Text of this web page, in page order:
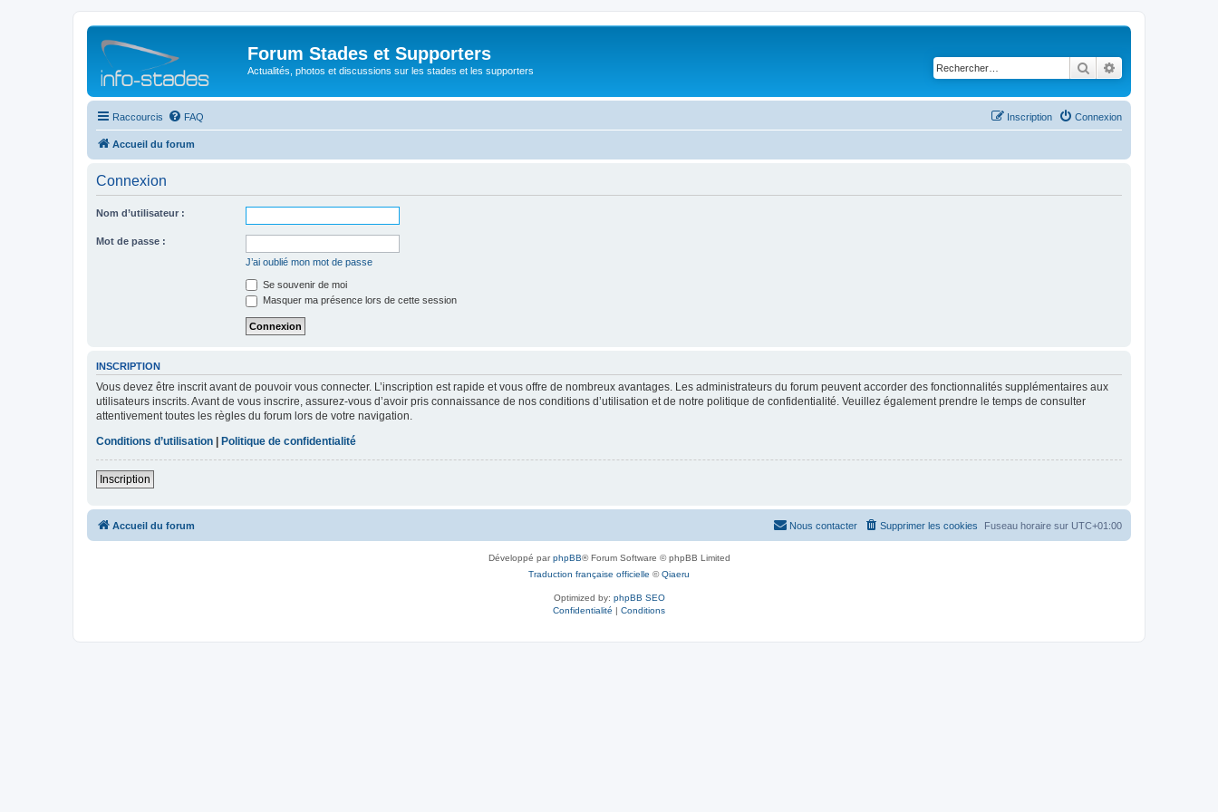
Forum Stades et Supporters
Actualités, photos et discussions sur les stades et les supporters Rechercher
Raccourcis FAQ Connexion
Inscription
Accueil du forum
Connexion
Nom d’utilisateur :
Mot de passe :
J’ai oublié mon mot de passe
Se souvenir de moi
Masquer ma présence lors de cette session
INSCRIPTION
Vous devez être inscrit avant de pouvoir vous connecter. L’inscription est rapide et vous offre de nombreux avantages. Les administrateurs du forum peuvent accorder des fonctionnalités supplémentaires aux
utilisateurs inscrits. Avant de vous inscrire, assurez-vous d’avoir pris connaissance de nos conditions d’utilisation et de notre politique de confidentialité. Veuillez également prendre le temps de consulter
attentivement toutes les règles du forum lors de votre navigation.
Conditions d’utilisation
Politique de confidentialité
Inscription
Accueil du forum Fuseau horaire sur UTC+01:00
Supprimer les cookies
Nous contacter
Développé parphpBB® Forum Software © phpBB Limited
Traduction française officielle ©Qiaeru
Optimized by: phpBB SEO
Confidentialité | Conditions